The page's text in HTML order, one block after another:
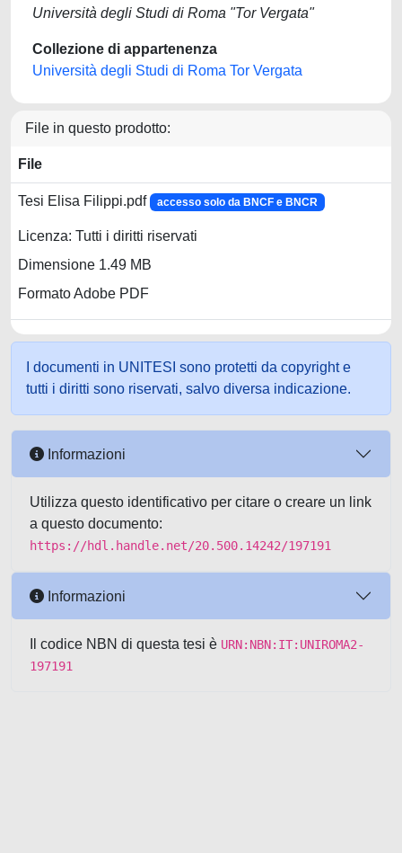
Università degli Studi di Roma "Tor Vergata"
Collezione di appartenenza
Università degli Studi di Roma Tor Vergata
File in questo prodotto:
File
Tesi Elisa Filippi.pdf accesso solo da BNCF e BNCR
Licenza: Tutti i diritti riservati
Dimensione 1.49 MB
Formato Adobe PDF
I documenti in UNITESI sono protetti da copyright e
tutti i diritti sono riservati, salvo diversa indicazione.
Informazioni
Utilizza questo identificativo per citare o creare un link
a questo documento:
https://hdl.handle.net/20.500.14242/197191
Informazioni
Il codice NBN di questa tesi è URN:NBN:IT:UNIROMA2-
197191